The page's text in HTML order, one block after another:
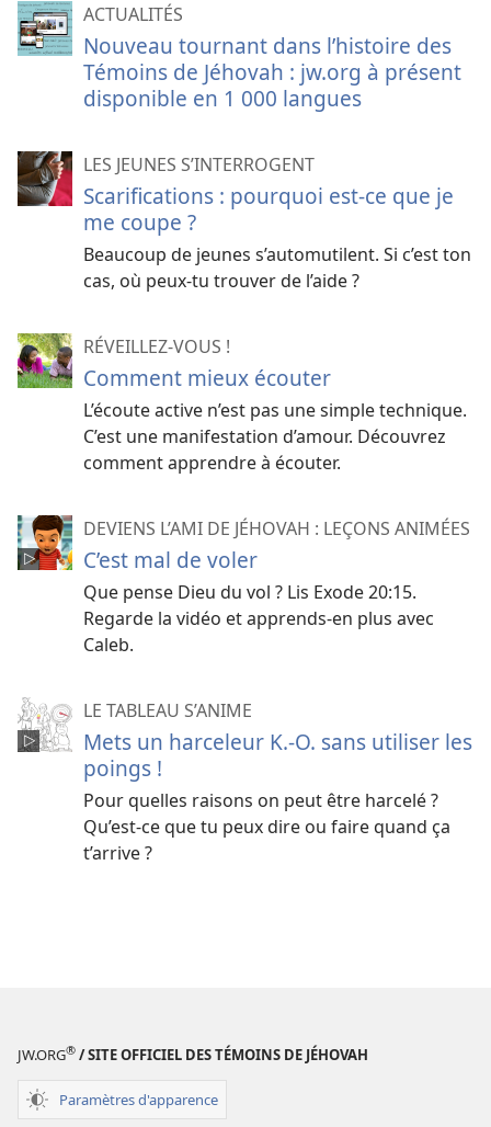
ACTUALITÉS
Nouveau tournant dans l’histoire des
Témoins de Jéhovah : jw.org à présent
disponible en 1 000 langues
LES JEUNES S’INTERROGENT
Scarifications : pourquoi est-ce que je
me coupe ?
Beaucoup de jeunes s’automutilent. Si c’est ton
cas, où peux-tu trouver de l’aide ?
RÉVEILLEZ-VOUS !
Comment mieux écouter
L’écoute active n’est pas une simple technique.
C’est une manifestation d’amour. Découvrez
comment apprendre à écouter.
DEVIENS L’AMI DE JÉHOVAH : LEÇONS ANIMÉES
C’est mal de voler
Que pense Dieu du vol ? Lis Exode 20:15.
Regarde la vidéo et apprends-en plus avec
Caleb.
LE TABLEAU S’ANIME
Mets un harceleur K.-O. sans utiliser les
poings !
Pour quelles raisons on peut être harcelé ?
Qu’est-ce que tu peux dire ou faire quand ça
t’arrive ?
JW.ORG® / SITE OFFICIEL DES TÉMOINS DE JÉHOVAH
Paramètres d'apparence